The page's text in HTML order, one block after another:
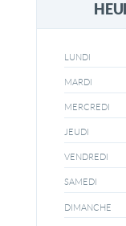
LUNDI
MARDI
MERCREDI
JEUDI
VENDREDI
SAMEDI
DIMANCHE